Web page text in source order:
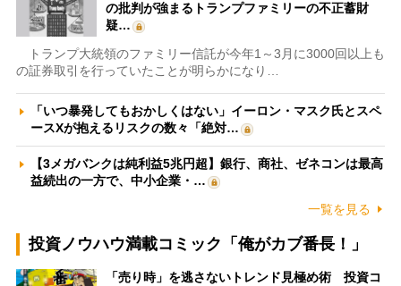
の批判が強まるトランプファミリーの不正蓄財
疑…
トランプ大統領のファミリー信託が今年1～3月に3000回以上も
の証券取引を行っていたことが明らかになり…
「いつ暴発してもおかしくはない」イーロン・マスク氏とスペ
ースXが抱えるリスクの数々「絶対…
【3メガバンクは純利益5兆円超】銀行、商社、ゼネコンは最高
益続出の一方で、中小企業・…
一覧を見る
投資ノウハウ満載コミック「俺がカブ番長！」
「売り時」を逃さないトレンド見極め術 投資コ